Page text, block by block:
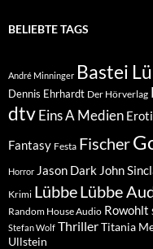
BELIEBTE TAGS
André Minninger Bastei
Dennis Ehrhardt Der Hörverlag
dtvEins A Medien
Fantasy Festa Fischer
Horror Jason Dark John
Krimi LübbeLübbe
Random House Audio Rowohlt
Stefan Wolf ThrillerTitania
Ullstein